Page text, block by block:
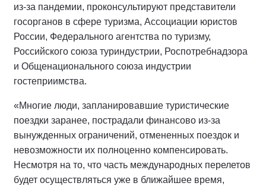
из-за пандемии, проконсультируют представители
госорганов в сфере туризма, Ассоциации юристов
России, Федерального агентства по туризму,
Российского союза туриндустрии, Роспотребнадзора
и Общенационального союза индустрии
гостеприимства.
«Многие люди, запланировавшие туристические
поездки заранее, пострадали финансово из-за
вынужденных ограничений, отмененных поездок и
невозможности их полноценно компенсировать.
Несмотря на то, что часть международных перелетов
будет осуществляться уже в ближайшее время,